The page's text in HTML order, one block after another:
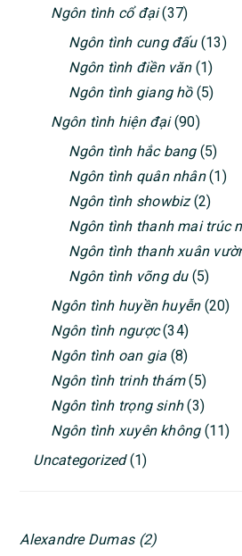
Ngôn tình cổ đại(37)
Ngôn tình cung đấu(13)
Ngôn tình điền văn(1)
Ngôn tình giang hồ(5)
Ngôn tình hiện đại(90)
Ngôn tình hắc bang(5)
Ngôn tình quân nhân(1)
Ngôn tình showbiz(2)
Ngôn tình thanh mai trúc
Ngôn tình thanh xuân
Ngôn tình võng du(5)
Ngôn tình huyền huyễn(20)
Ngôn tình ngược(34)
Ngôn tình oan gia (8)
Ngôn tình trinh thám(5)
Ngôn tình trọng sinh(3)
Ngôn tình xuyên không(11)
Uncategorized(1)
Alexandre Dumas (2)